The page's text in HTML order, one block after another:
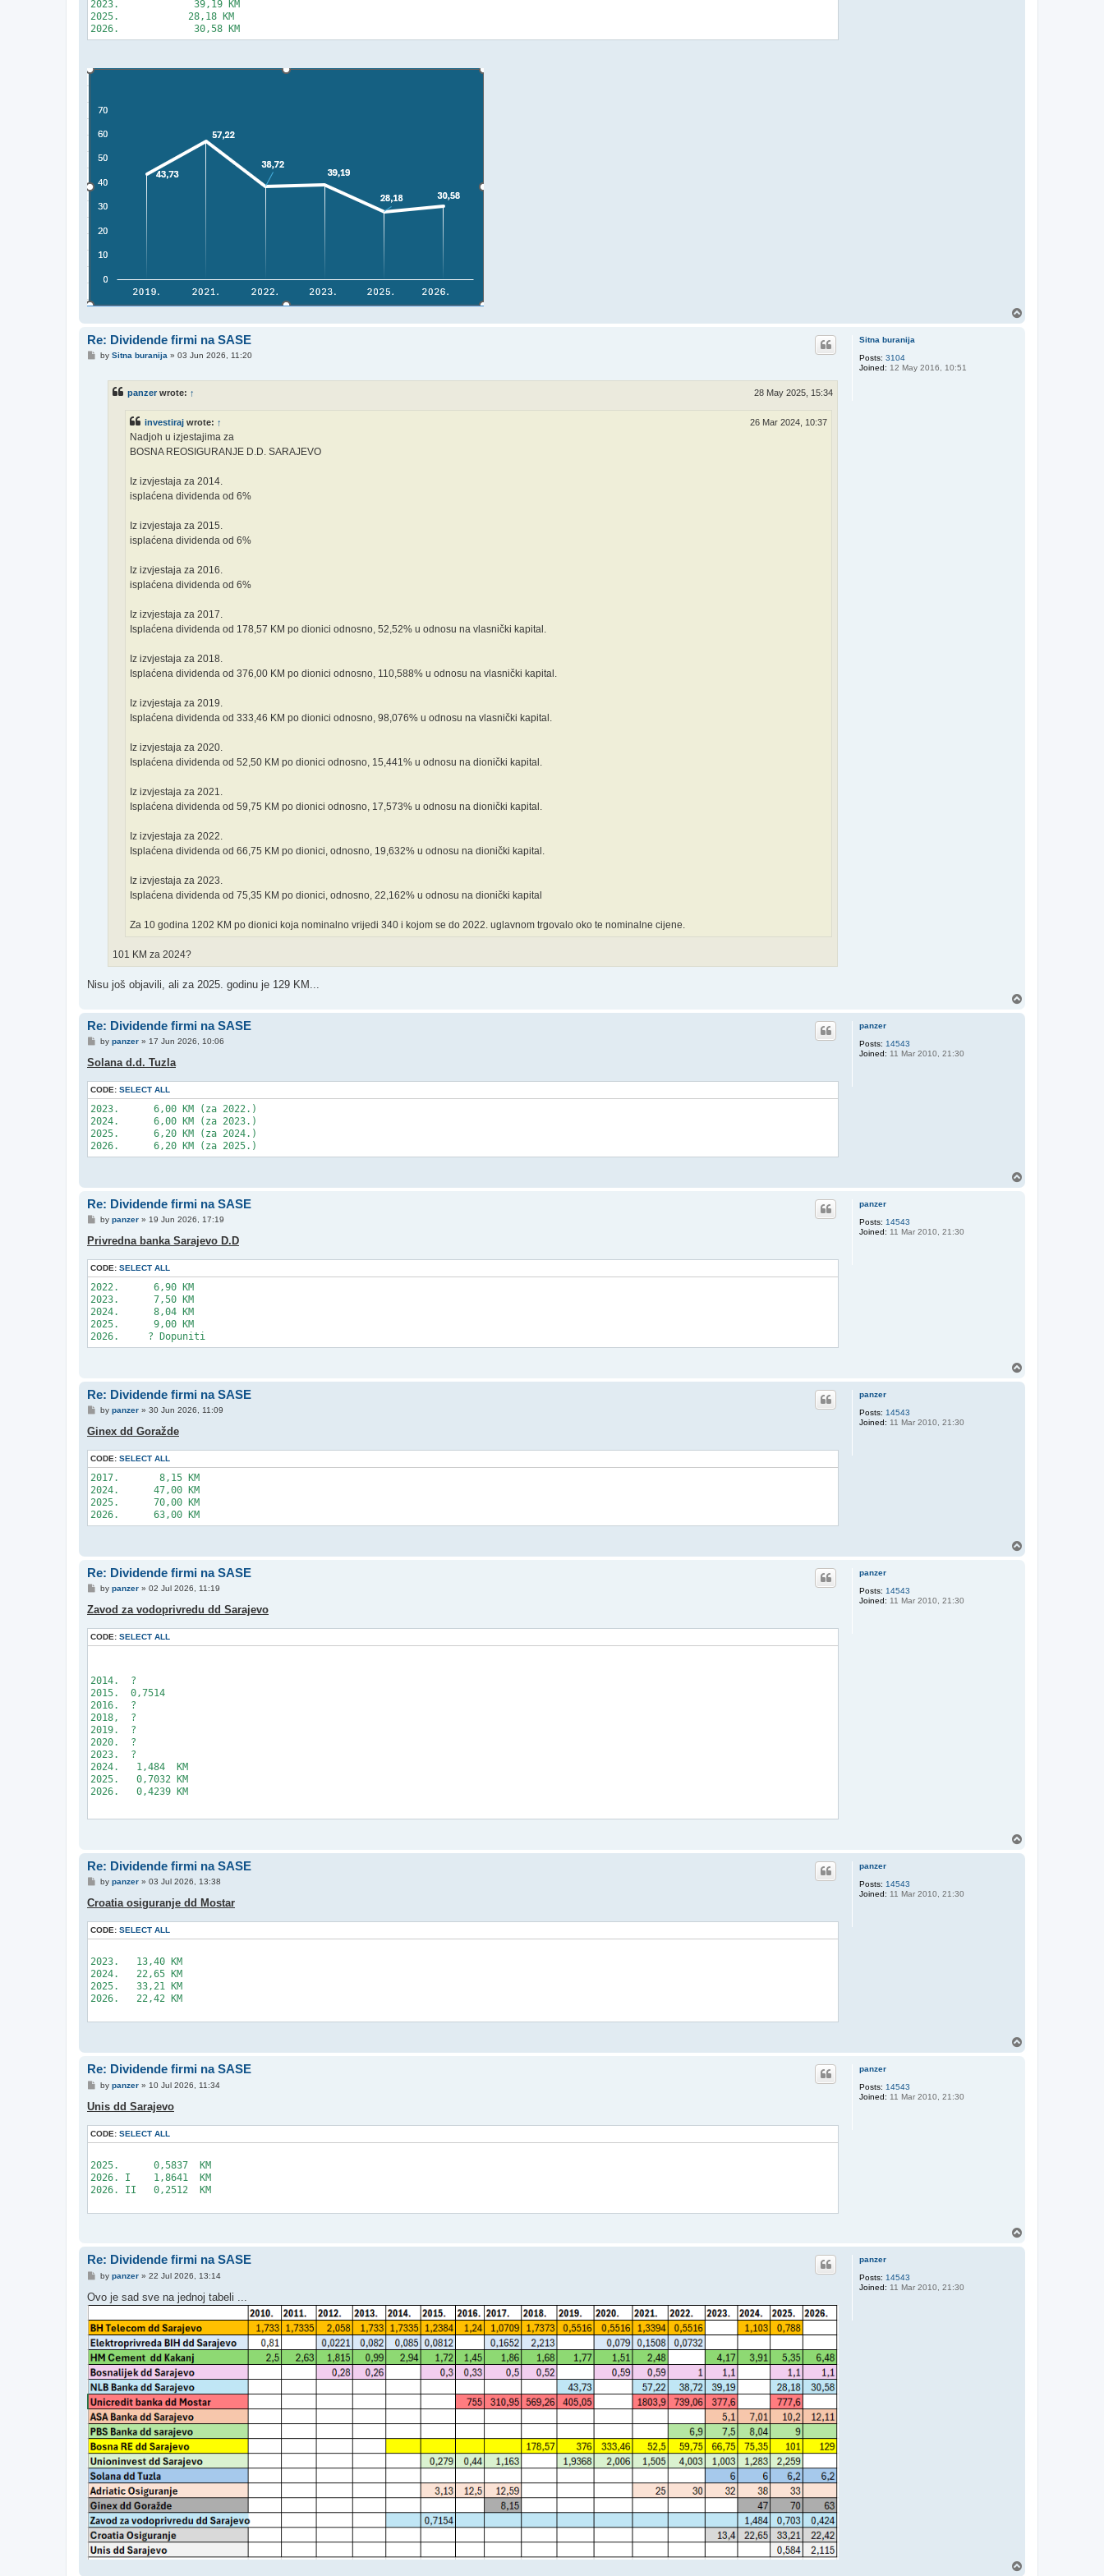
2023.             39,19 KM
2025.            28,18 KM
Sitna buranija
Posts: 3104
Joined: 12 May 2016, 10:51
Re: Dividende firmi na SASE
Pby Sitna buranija » 03 Jun 2026, 11:20
panzer wrote: ↑ 28 May 2025, 15:34
investiraj wrote: ↑ 26 Mar 2024, 10:37
Nadjoh u izjestajima za
BOSNA REOSIGURANJE D.D. SARAJEVO
Iz izvjestaja za 2014.
isplaćena dividenda od 6%
Iz izvjestaja za 2015.
isplaćena dividenda od 6%
Iz izvjestaja za 2016.
isplaćena dividenda od 6%
Iz izvjestaja za 2017.
Isplaćena dividenda od 178,57 KM po dionici odnosno, 52,52% u odnosu na vlasnički kapital.
Iz izvjestaja za 2018.
Isplaćena dividenda od 376,00 KM po dionici odnosno, 110,588% u odnosu na vlasnički kapital.
Iz izvjestaja za 2019.
Isplaćena dividenda od 333,46 KM po dionici odnosno, 98,076% u odnosu na vlasnički kapital.
Iz izvjestaja za 2020.
Isplaćena dividenda od 52,50 KM po dionici odnosno, 15,441% u odnosu na dionički kapital.
Iz izvjestaja za 2021.
Isplaćena dividenda od 59,75 KM po dionici odnosno, 17,573% u odnosu na dionički kapital.
Iz izvjestaja za 2022.
Isplaćena dividenda od 66,75 KM po dionici, odnosno, 19,632% u odnosu na dionički kapital.
Iz izvjestaja za 2023.
Isplaćena dividenda od 75,35 KM po dionici, odnosno, 22,162% u odnosu na dionički kapital
Za 10 godina 1202 KM po dionici koja nominalno vrijedi 340 i kojom se do 2022. uglavnom trgovalo oko te nominalne cijene.
101 KM za 2024?
Nisu još objavili, ali za 2025. godinu je 129 KM...
panzer
Posts: 14543
Joined: 11 Mar 2010, 21:30
Re: Dividende firmi na SASE
P
s
t
by panzer» 17 Jun 2026, 10:06
Solana d.d. Tuzla
CODE: SELECT ALL
2023.      6,00 KM (za 2022.)
2024.      6,00 KM (za 2023.)
2025.      6,20 KM (za 2024.)
panzer
Posts: 14543
Joined: 11 Mar 2010, 21:30
Re: Dividende firmi na SASE
P
s
t
by panzer» 19 Jun 2026, 17:19
Privredna banka Sarajevo D.D
CODE: SELECT ALL
2022.      6,90 KM
2023.      7,50 KM
2024.      8,04 KM
2025.      9,00 KM
panzer
Posts: 14543
Joined: 11 Mar 2010, 21:30
Re: Dividende firmi na SASE
P
s
t
by panzer» 30 Jun 2026, 11:09
Ginex dd Goražde
CODE: SELECT ALL
2017.       8,15 KM
2024.      47,00 KM
2025.      70,00 KM
panzer
Posts: 14543
Joined: 11 Mar 2010, 21:30
Re: Dividende firmi na SASE
P
s
t
by panzer» 02 Jul 2026, 11:19
Zavod za vodoprivredu dd Sarajevo
CODE: SELECT ALL
2014.  ?
2015.  0,7514
2016.  ?
2018,  ?
2019.  ?
2020.  ?
2023.  ?
2024.   1,484  KM
2025.   0,7032 KM
2026.   0,4239 KM
panzer
Posts: 14543
Joined: 11 Mar 2010, 21:30
Re: Dividende firmi na SASE
P
s
t
by panzer» 03 Jul 2026, 13:38
Croatia osiguranje dd Mostar
CODE: SELECT ALL
2023.	13,40 KM
2024.	22,65 KM
2025.	33,21 KM
2026.	22,42 KM
panzer
Posts: 14543
Joined: 11 Mar 2010, 21:30
Re: Dividende firmi na SASE
P
s
t
by panzer» 10 Jul 2026, 11:34
Unis dd Sarajevo
CODE: SELECT ALL
2025.	   0,5837  KM
2026. I    1,8641  KM
2026. II   0,2512  KM
panzer
Posts: 14543
Joined: 11 Mar 2010, 21:30
Re: Dividende firmi na SASE
P
s
t
by panzer» 22 Jul 2026, 13:14
Ovo je sad sve na jednoj tabeli ...